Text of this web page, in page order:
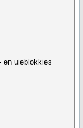
uieblokkies